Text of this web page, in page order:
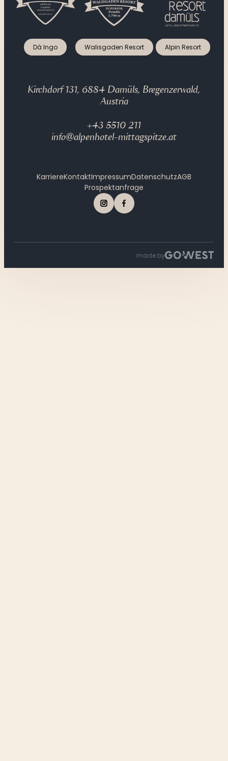
Dà Ingo Walisgaden Resort Alpin Resort
Kirchdorf 131, 6884 Damüls, Bregenzerwald,
Austria
+43 5510 211
info@alpenhotel-mittagspitze.at
KarriereKontaktImpressumDatenschutzAGB
Prospektanfrage
made by